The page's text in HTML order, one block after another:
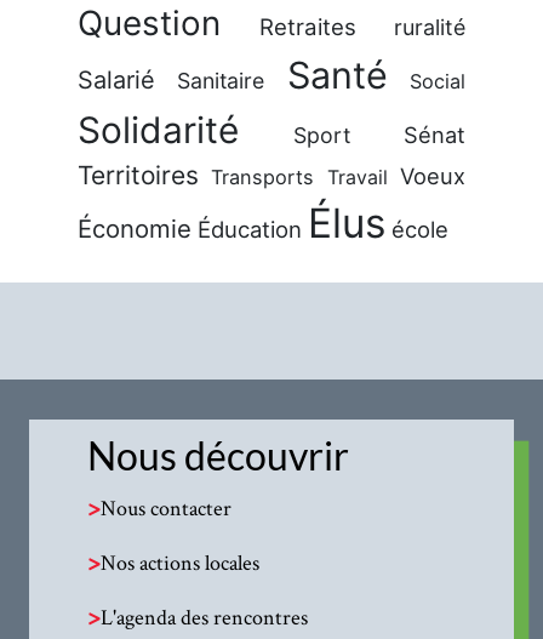
Question Retraites ruralité
Salarié Sanitaire Santé Social
Solidarité Sport Sénat
Territoires Transports Travail Voeux
Économie Éducation Élus école
Nous découvrir
>Nous contacter
>Nos actions locales
>L'agenda des rencontres